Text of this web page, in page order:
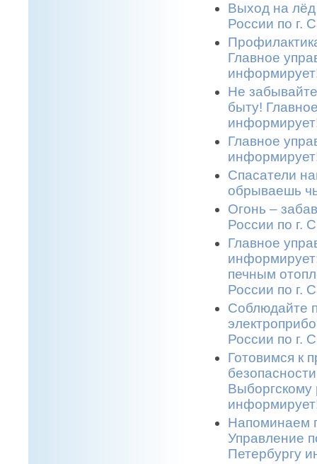
Выход на
России по г.
Главное
Не
быту!
Главное
Спасатели
обрываешь
Огонь –
России по г.
Главное
печным
России по г.
Соблюдайте
России по г.
Готовимся к
Выборгскому
Напоминаем
Управление
Петербургу